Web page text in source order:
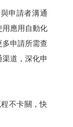
申請者溝通
用應用自動化
申請所需查
道，深化申
不卡關，快